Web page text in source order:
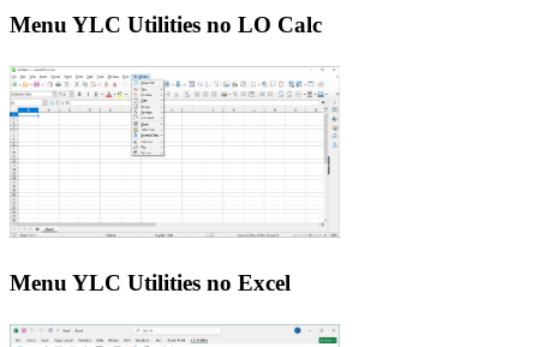
Menu YLC Utilities no LO Calc
Menu YLC Utilities no Excel